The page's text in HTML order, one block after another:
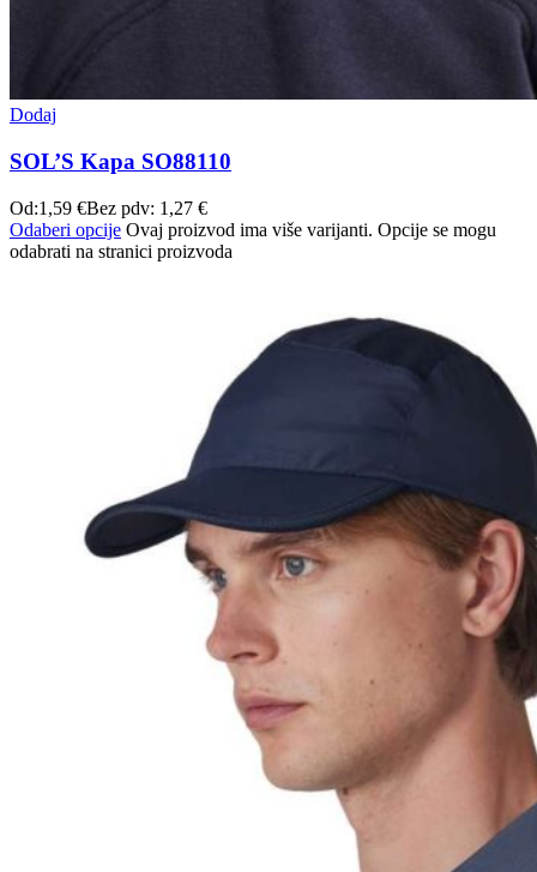
Dodaj
SOL’S Kapa SO88110
Od:1,59 €Bez pdv: 1,27 €
Odaberi opcije Ovaj proizvod ima više varijanti. Opcije se mogu
odabrati na stranici proizvoda